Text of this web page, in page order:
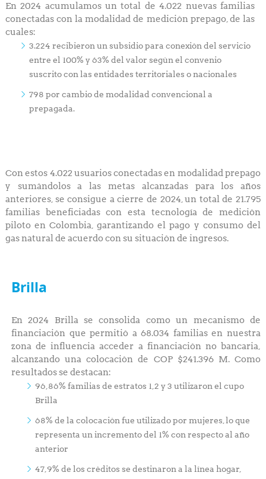
En 2024 acumulamos un total de 4.022 nuevas familias
conectadas con la modalidad de medición prepago, de las
cuales:
3.224 recibieron un subsidio para conexión del servicio
entre el 100% y 63% del valor según el convenio
suscrito con las entidades territoriales o nacionales
798 por cambio de modalidad convencional a
prepagada.
Con estos 4.022 usuarios conectadas en modalidad prepago
y sumándolos a las metas alcanzadas para los años
anteriores, se consigue a cierre de 2024, un total de 21.795
familias beneficiadas con esta tecnología de medición
piloto en Colombia, garantizando el pago y consumo del
gas natural de acuerdo con su situación de ingresos.
Brilla
En 2024 Brilla se consolida como un mecanismo de
financiación que permitió a 68.034 familias en nuestra
zona de influencia acceder a financiación no bancaria,
alcanzando una colocación de COP $241.396 M. Como
resultados se destacan:
96,86% familias de estratos 1,2 y 3 utilizaron el cupo
Brilla
68% de la colocación fue utilizado por mujeres, lo que
representa un incremento del 1% con respecto al año
anterior
47,9% de los créditos se destinaron a la línea hogar,